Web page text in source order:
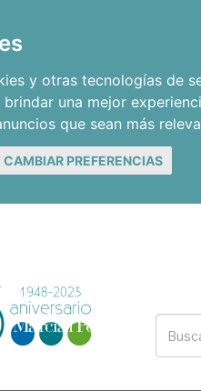
y otras tecnologías de
brindar una mejor
que sean más
CAMBIAR PREFERENCIAS